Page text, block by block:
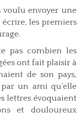
voulu envoyer une
les premiers
pas combien les
ont fait plaisir à
de son pays,
un ami qu’elle
lettres évoquaient
et douloureux